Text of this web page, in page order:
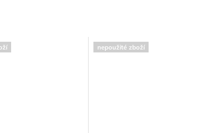
nepoužité zboží